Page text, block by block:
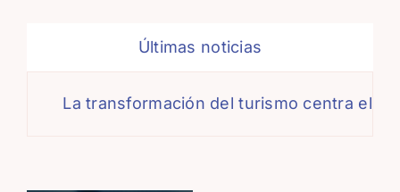
Últimas noticias
La transformación del turismo centra el